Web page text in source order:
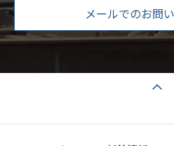
メールでのお問